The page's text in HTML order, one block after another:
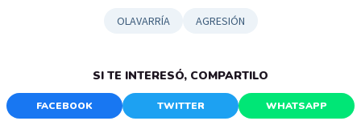
OLAVARRÍA AGRESIÓN
SI TE INTERESÓ, COMPARTILO
FACEBOOK TWITTER WHATSAPP